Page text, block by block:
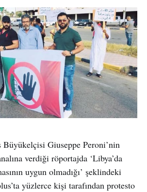
Büyükelçisi Giuseppe Peroni’nin
verdiği röportajda ‘Libya’da
uygun olmadığı’ şeklindeki
yüzlerce kişi tarafından protesto